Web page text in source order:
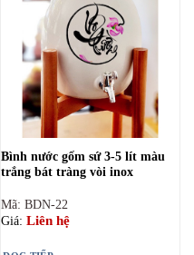
Bình nước gốm sứ 3-5 lít màu
trắng bát tràng vòi inox
Mã: BDN-22
Giá: Liên hệ